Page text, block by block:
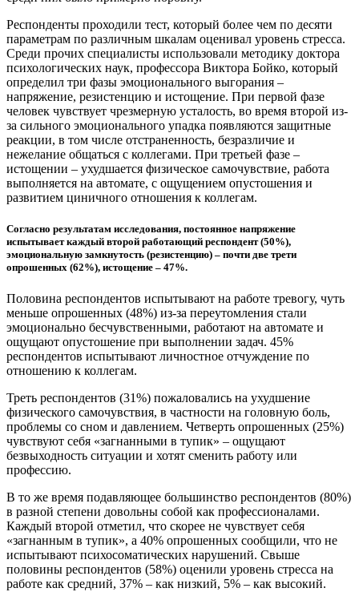
Респонденты проходили тест, который более чем по десяти
параметрам по различным шкалам оценивал уровень стресса.
Среди прочих специалисты использовали методику доктора
психологических наук, профессора Виктора Бойко, который
определил три фазы эмоционального выгорания –
напряжение, резистенцию и истощение. При первой фазе
человек чувствует чрезмерную усталость, во время второй из-
за сильного эмоционального упадка появляются защитные
реакции, в том числе отстраненность, безразличие и
нежелание общаться с коллегами. При третьей фазе –
истощении – ухудшается физическое самочувствие, работа
выполняется на автомате, с ощущением опустошения и
развитием циничного отношения к коллегам.
Согласно результатам исследования, постоянное напряжение
испытывает каждый второй работающий респондент (50%),
эмоциональную замкнутость (резистенцию) – почти две трети
опрошенных (62%), истощение – 47%.
Половина респондентов испытывают на работе тревогу, чуть
меньше опрошенных (48%) из-за переутомления стали
эмоционально бесчувственными, работают на автомате и
ощущают опустошение при выполнении задач. 45%
респондентов испытывают личностное отчуждение по
отношению к коллегам.
Треть респондентов (31%) пожаловались на ухудшение
физического самочувствия, в частности на головную боль,
проблемы со сном и давлением. Четверть опрошенных (25%)
чувствуют себя «загнанными в тупик» – ощущают
безвыходность ситуации и хотят сменить работу или
профессию.
В то же время подавляющее большинство респондентов (80%)
в разной степени довольны собой как профессионалами.
Каждый второй отметил, что скорее не чувствует себя
«загнанным в тупик», а 40% опрошенных сообщили, что не
испытывают психосоматических нарушений. Свыше
половины респондентов (58%) оценили уровень стресса на
работе как средний, 37% – как низкий, 5% – как высокий.